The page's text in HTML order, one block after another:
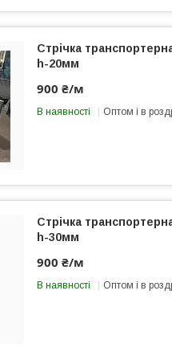
Стрічка
h-20мм
900 ₴/м
В наявності Оптом і в
Стрічка
h-30мм
900 ₴/м
В наявності Оптом і в